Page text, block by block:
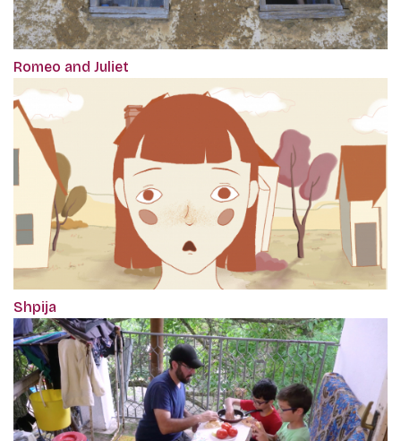
Romeo and Juliet
Shpija